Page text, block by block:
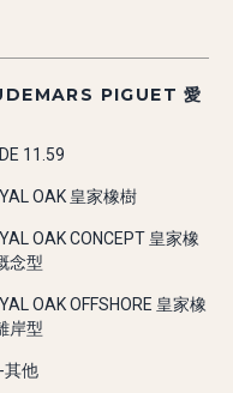
PIGUET 愛
11.59
OAK 皇家橡樹
OAK CONCEPT 皇家橡
念型
OAK OFFSHORE 皇家橡
岸型
其他